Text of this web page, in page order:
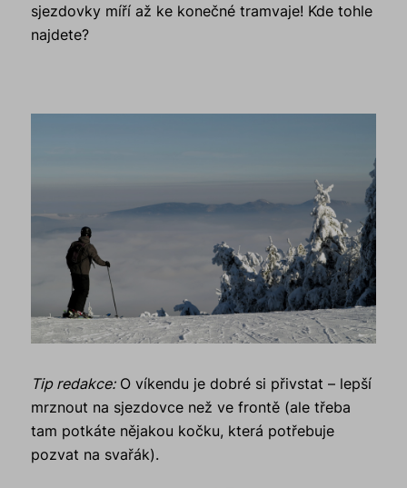
sjezdovky míří až ke konečné tramvaje! Kde tohle
najdete?
Tip redakce:O víkendu je dobré si přivstat – lepší
mrznout na sjezdovce než ve frontě (ale třeba
tam potkáte nějakou kočku, která potřebuje
pozvat na svařák).